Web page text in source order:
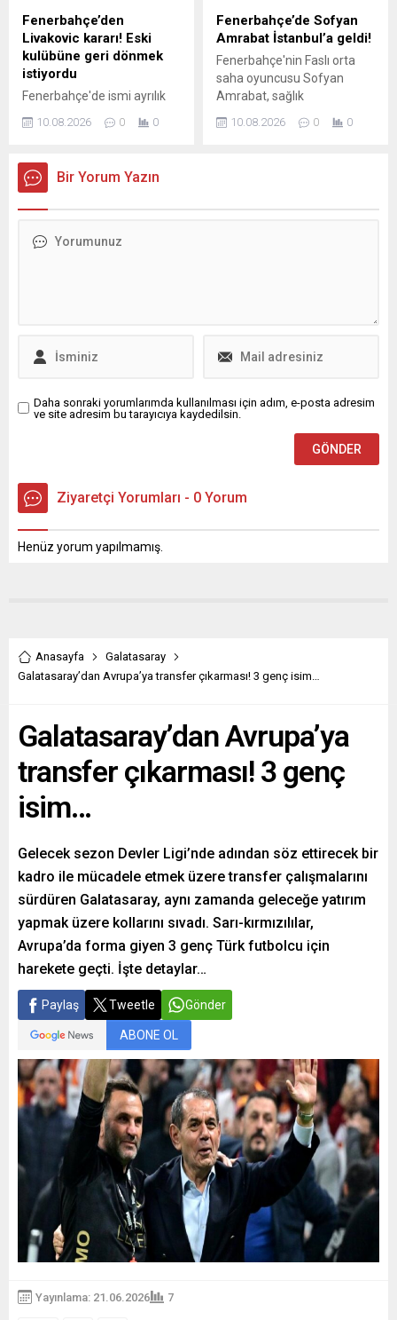
Fenerbahçe’den
Livakovic kararı! Eski
kulübüne geri dönmek
istiyordu
Fenerbahçe'de ismi ayrılık
futbolculardan Dominik
gelişme yaşandı.
Livakovic'in, eski kulübü
bilinirken Fenerbahçe'nin
10.08.2026 0 0
Fenerbahçe’de Sofyan
Amrabat İstanbul’a geldi!
Fenerbahçe'nin Faslı orta
saha oyuncusu Sofyan
Amrabat, sağlık
Samandıra'da çalışmalara
10.08.2026 0 0
Bir Yorum Yazın
Daha sonraki yorumlarımda kullanılması için adım, e-posta adresim
ve site adresim bu tarayıcıya kaydedilsin.
Ziyaretçi Yorumları - 0 Yorum
Henüz yorum yapılmamış.
Anasayfa
Galatasaray
Galatasaray’dan Avrupa’ya transfer çıkarması! 3 genç isim…
Galatasaray’dan Avrupa’ya
transfer çıkarması! 3 genç
isim…
Gelecek sezon Devler Ligi’nde adından söz ettirecek bir
kadro ile mücadele etmek üzere transfer çalışmalarını
sürdüren Galatasaray, aynı zamanda geleceğe yatırım
yapmak üzere kollarını sıvadı. Sarı-kırmızılılar,
Avrupa’da forma giyen 3 genç Türk futbolcu için
harekete geçti. İşte detaylar…
Paylaş Tweetle Gönder
ABONE OL
Yayınlama: 21.06.2026 7